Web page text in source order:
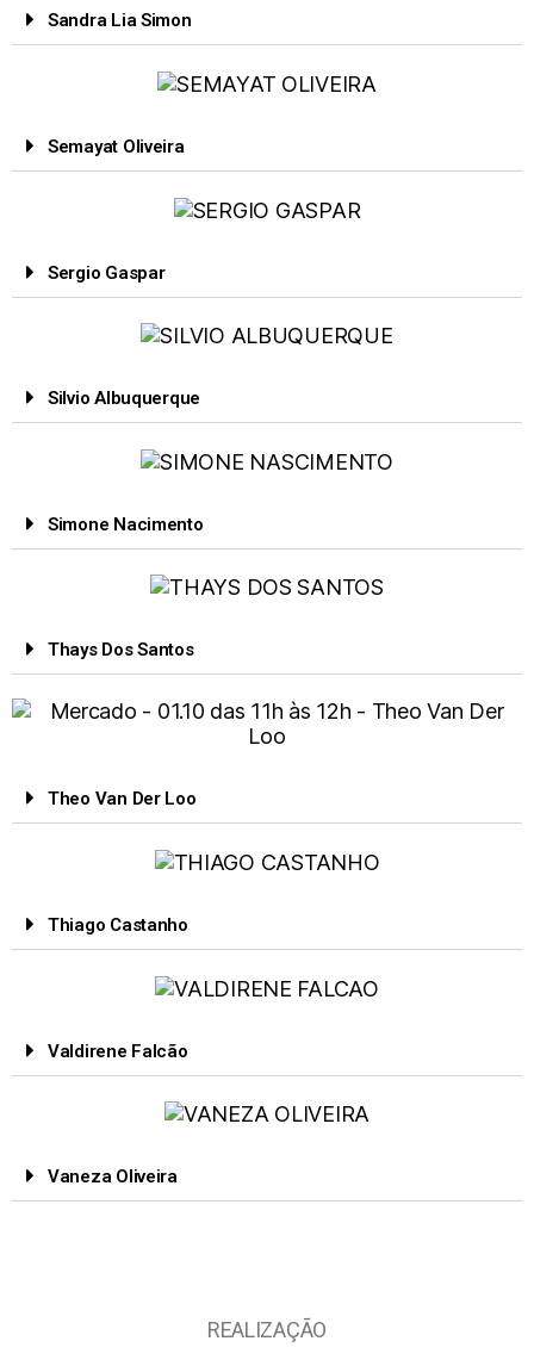
Sandra Lia Simon
Semayat Oliveira
Sergio Gaspar
Silvio Albuquerque
Simone Nacimento
Thays Dos Santos
Theo Van Der Loo
Thiago Castanho
Valdirene Falcão
Vaneza Oliveira
REALIZAÇÃO